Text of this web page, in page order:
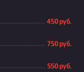
450 руб.
750 руб.
550 руб.